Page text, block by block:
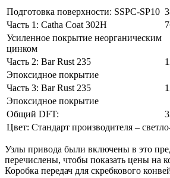
Подготовка поверхности: SSPC-SP10
Часть 1: Catha Coat 302H
Усиленное покрытие неорганическим
цинком
Часть 2: Bar Rust 235
Эпоксидное покрытие
Часть 3: Bar Rust 235
Эпоксидное покрытие
Общий DFT:
Цвет: Стандарт производителя –
Узлы привода были включены в это
перечислены, чтобы показать цены на
Коробка передач для скребкового